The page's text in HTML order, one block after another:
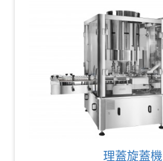
理蓋旋蓋機